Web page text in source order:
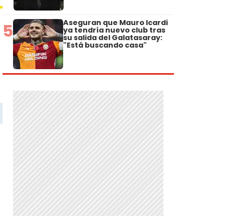
5 Aseguran que Mauro Icardi
ya tendría nuevo club tras
su salida del Galatasaray:
"Está buscando casa"